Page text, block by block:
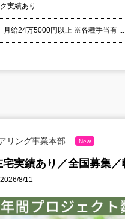
実績あり
給24万5000円以上 ※各種手当有 ...
リング事業本部 New
実績あり／全国募集／
8/11